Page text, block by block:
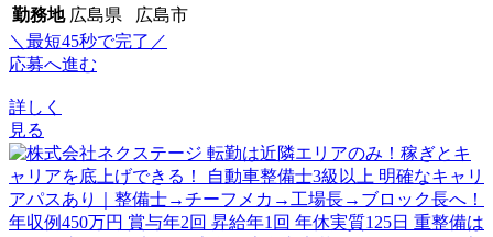
勤務地 広島県 広島市
＼最短45秒で完了／
応募へ進む
詳しく
見る